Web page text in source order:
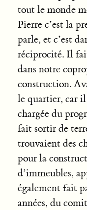
tout le monde
Pierre c’est la
parle, et c’est
réciprocité. Il
dans notre
construction.
le quartier, car
chargée du
fait sortir de
trouvaient des
pour la
d’immeubles,
également fait
années, du